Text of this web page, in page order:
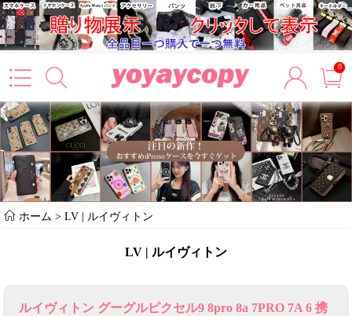
0
ホーム >LV | ルイヴィトン
LV | ルイヴィトン
ルイヴィトン グーグルピクセル9 8pro 8a 7PRO 7A 6 携